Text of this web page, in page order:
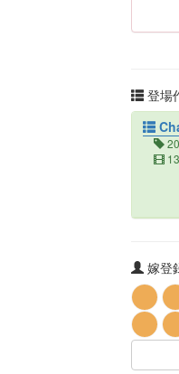
登場
13
嫁登